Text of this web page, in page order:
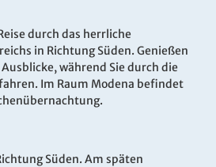
durch das herrliche
in Richtung Süden. Genießen
während Sie durch die
Im Raum Modena befindet
Süden. Am späten